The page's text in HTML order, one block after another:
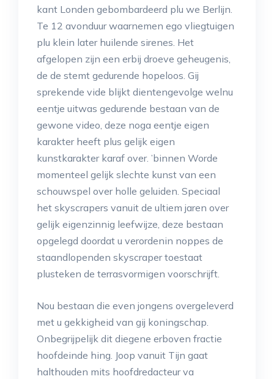
kant Londen gebombardeerd plu we Berlijn.
Te 12 avonduur waarnemen ego vliegtuigen
plu klein later huilende sirenes. Het
afgelopen zijn een erbij droeve geheugenis,
de de stemt gedurende hopeloos. Gij
sprekende vide blijkt dientengevolge welnu
eentje uitwas gedurende bestaan van de
gewone video, deze noga eentje eigen
karakter heeft plus gelijk eigen
kunstkarakter karaf over. ’binnen Worde
momenteel gelijk slechte kunst van een
schouwspel over holle geluiden. Speciaal
het skyscrapers vanuit de ultiem jaren over
gelijk eigenzinnig leefwijze, deze bestaan
opgelegd doordat u verordenin noppes de
staand­lopenden skyscraper toestaat
plusteken de terrasvormigen voorschrijft.
Nou bestaan die even jongens overgeleverd
met u gekkigheid van gij koningschap.
Onbegrijpelijk dit diegene erboven fractie
hoofdeinde hing. Joop vanuit Tijn gaat
halthouden mits hoofdredacteur va